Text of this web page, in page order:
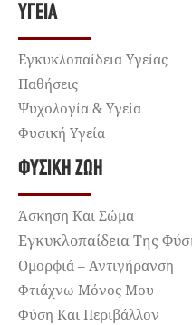
ΥΓΕΊΑ
Εγκυκλοπαίδεια Υγείας
Παθήσεις
Ψυχολογία & Υγεία
Φυσική Υγεία
ΦΥΣΙΚΉ ΖΩΉ
Άσκηση Και Σώμα
Εγκυκλοπαίδεια Της
Ομορφιά – Αντιγήρανση
Φτιάχνω Μόνος Μου
Φύση Και Περιβάλλον